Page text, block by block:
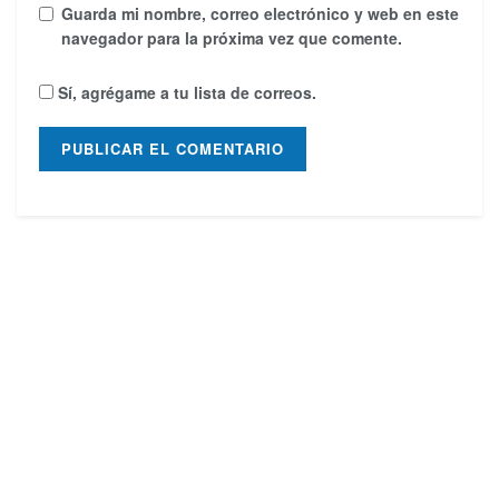
Guarda mi nombre, correo electrónico y web en este
navegador para la próxima vez que comente.
Sí, agrégame a tu lista de correos.